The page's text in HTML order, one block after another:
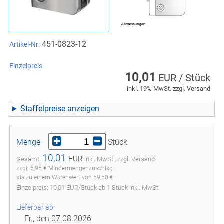
Artikel-Nr: 451-0823-12
Einzelpreis
10,01 EUR / Stück
inkl. 19% MwSt. zzgl. Versand
Staffelpreise
Menge Stück
Gesamt: 10,01 EUR inkl. MwSt., zzgl. Versand
zzgl. 5,95 € Mindermengenzuschlag
bis zu einem Warenwert von 59,50 €
Einzelpreis: 10,01 EUR/Stückab 1 Stück inkl. MwSt.
Lieferbar ab:
Fr., den 07.08.2026